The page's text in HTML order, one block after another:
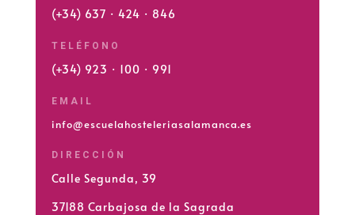
(+34) 637 · 424 · 846
TELÉFONO
(+34) 923 · 100 · 991
EMAIL
info@escuelahosteleriasalamanca.es
DIRECCIÓN
Calle Segunda, 39
37188 Carbajosa de la Sagrada